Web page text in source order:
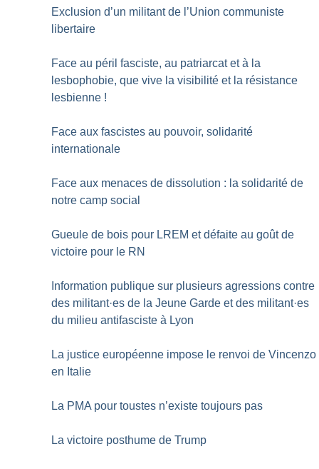
Exclusion d’un militant de l’Union communiste
libertaire
Face au péril fasciste, au patriarcat et à la
lesbophobie, que vive la visibilité et la résistance
lesbienne !
Face aux fascistes au pouvoir, solidarité
internationale
Face aux menaces de dissolution : la solidarité de
notre camp social
Gueule de bois pour LREM et défaite au goût de
victoire pour le RN
Information publique sur plusieurs agressions contre
des militant·es de la Jeune Garde et des militant·es
du milieu antifasciste à Lyon
La justice européenne impose le renvoi de Vincenzo
en Italie
La PMA pour toustes n’existe toujours pas
La victoire posthume de Trump